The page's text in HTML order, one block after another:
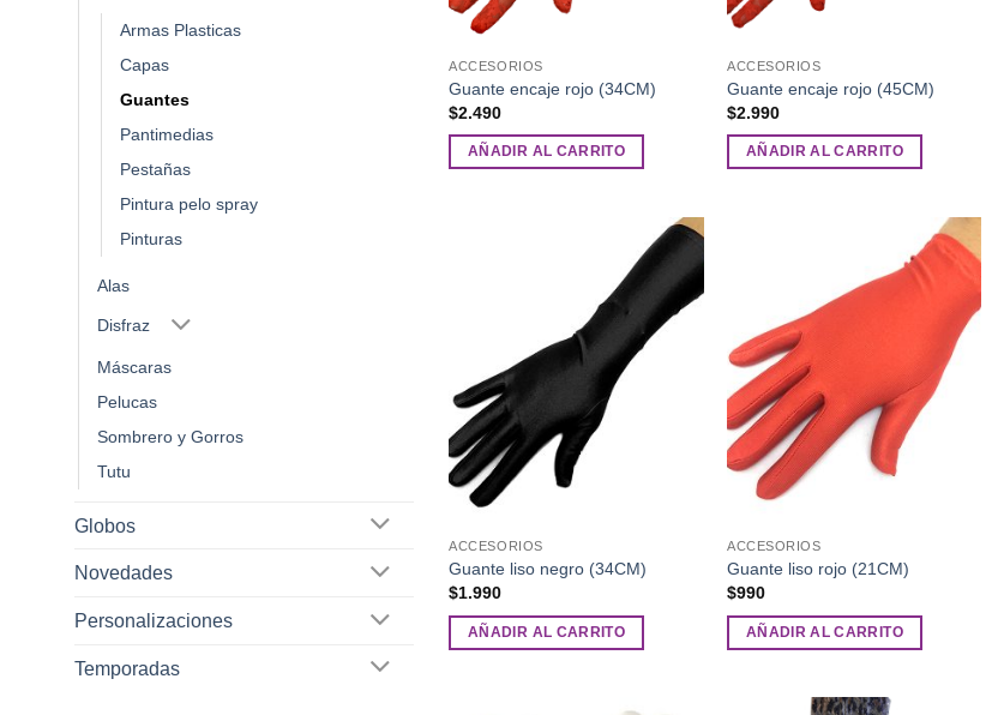
Armas Plasticas
Capas
Guantes
Pantimedias
Pestañas
Pintura pelo spray
Pinturas
Alas
Disfraz
Máscaras
Pelucas
Sombrero y Gorros
Tutu
Globos
Novedades
Personalizaciones
Temporadas
ACCESORIOS
Guante encaje rojo (34CM)
$2.490
AÑADIR AL CARRITO
ACCESORIOS
Guante encaje rojo (45CM)
$2.990
AÑADIR AL CARRITO
Añadir
a la
lista de
deseos
ACCESORIOS
Guante liso negro (34CM)
$1.990
AÑADIR AL CARRITO
Añadir
deseos
ACCESORIOS
Guante liso rojo (21CM)
$990
AÑADIR AL CARRITO